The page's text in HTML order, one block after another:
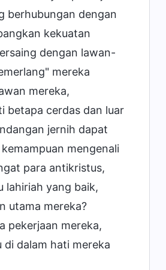
berhubungan dengan
kekuatan
dengan lawan-
mereka
mereka,
betapa cerdas dan luar
jernih dapat
mengenali
para antikristus,
lahiriah yang baik,
utama mereka?
pekerjaan mereka,
di dalam hati mereka